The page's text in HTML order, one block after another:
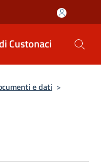
Custonaci
e dati >